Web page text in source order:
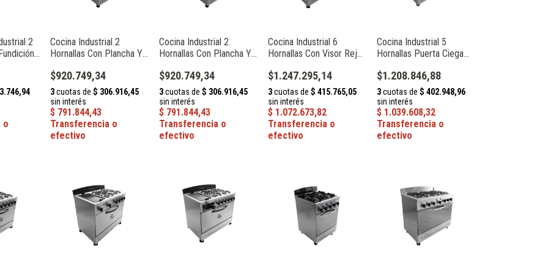
2
Cocina Industrial 2
Hornallas Con Plancha Y
Depaolo 013606
$920.749,34
Cocina Industrial 2
Hornallas Con Plancha Y
Fundición Depaolo
013609
$920.749,34
Cocina Industrial 6
Hornallas Con Visor Reja
013903
$1.247.295,14
Cocina Industrial 5
Hornallas Puerta Ciega
014001
$1.208.846,88